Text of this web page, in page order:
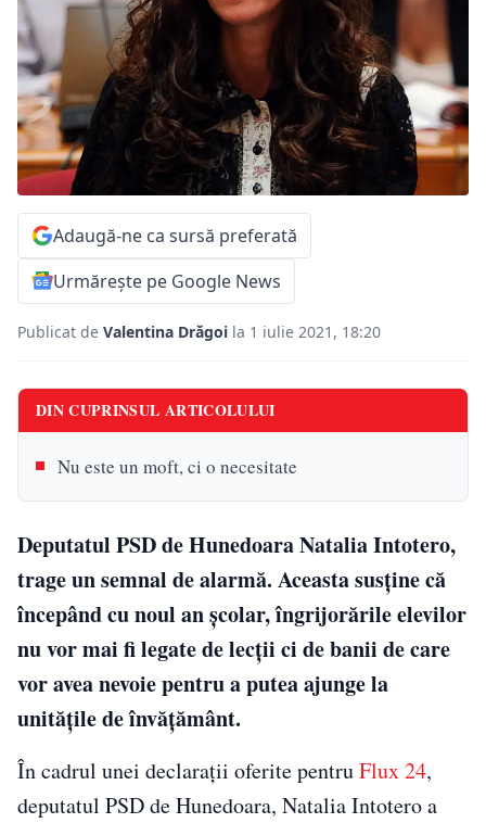
Adaugă-ne ca sursă preferată
Urmărește pe Google News
Publicat de Valentina Drăgoi la 1 iulie 2021, 18:20
DIN CUPRINSUL ARTICOLULUI
Nu este un moft, ci o necesitate
Deputatul PSD de Hunedoara Natalia Intotero,
trage un semnal de alarmă. Aceasta susține că
începând cu noul an școlar, îngrijorările elevilor
nu vor mai fi legate de lecții ci de banii de care
vor avea nevoie pentru a putea ajunge la
unitățile de învățământ.
În cadrul unei declarații oferite pentruFlux 24,
deputatul PSD de Hunedoara, Natalia Intotero a